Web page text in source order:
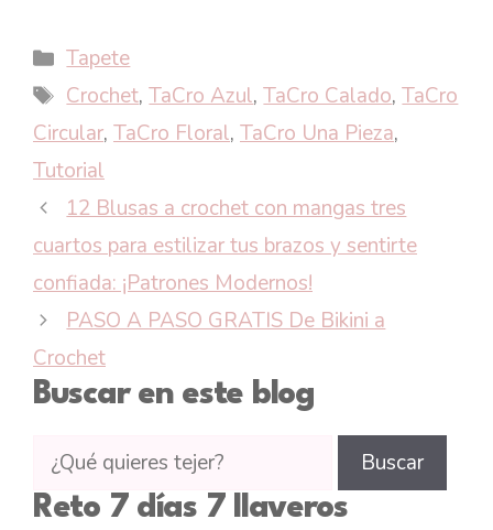
Categorías
Tapete
Etiquetas
Crochet,TaCro Azul,TaCro Calado,TaCro
Circular, TaCro Floral, TaCro Una Pieza,
Tutorial
12 Blusas a crochet con mangas tres
cuartos para estilizar tus brazos y sentirte
confiada: ¡Patrones Modernos!
PASO A PASO GRATIS De Bikini a
Crochet
Buscar en este blog
Buscar
tutoriales
en
Buscar
Reto 7 días 7 llaveros